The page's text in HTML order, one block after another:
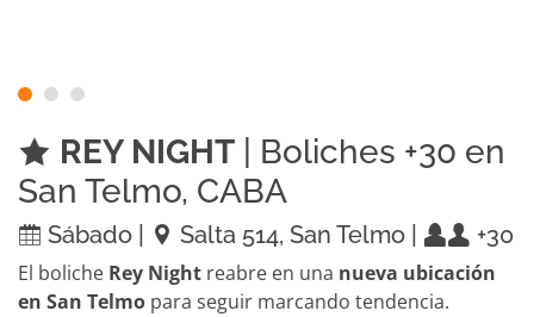
REY NIGHT | Boliches +30 en
San Telmo, CABA
Sábado | Salta 514, San Telmo | +30
El boliche Rey Night reabre en una nueva ubicación
en San Telmo para seguir marcando tendencia.